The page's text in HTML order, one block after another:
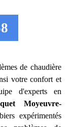
de chaudière
votre confort et
d'experts en
Moyeuvre-
expérimentés